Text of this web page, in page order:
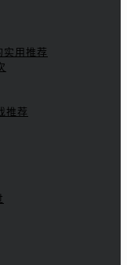
用推荐
推荐